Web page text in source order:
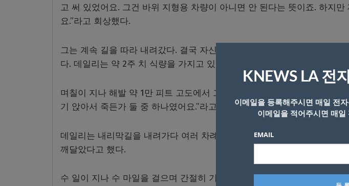
고 써 있었어요. 그건 바위 지형용 차량이 아니면 안 된다는 뜻이죠. 하지만
요.”라고 회상했다.
그는 계속 길을 따라 내려갔다. 결국 자신의 트럭이 부서졌다는 사실을 알
다. 데일리는 약 2주 치 식량을 가지고 있었다고 말했다.
며칠이 지나 해발 약 1만 피트 고도에서 그는 결단을 내렸다고 밝혔다. 데
기 앉아서 죽든가 둘 중 하나였어요.”라고 말했다.
데일리는 내리막길을 내려가다 여러 차례 넘어졌고, 바위 언덕 아래에 도착
깨달았다고 했다.
수 일이 지나 수 마일을 걸으며 간절히 기도하던 끝에 그는 마침내 희망의
KNEWS LA 전
이메일을 등록해주시면 매일 전
이메일을 적어주시면 매
EMAIL